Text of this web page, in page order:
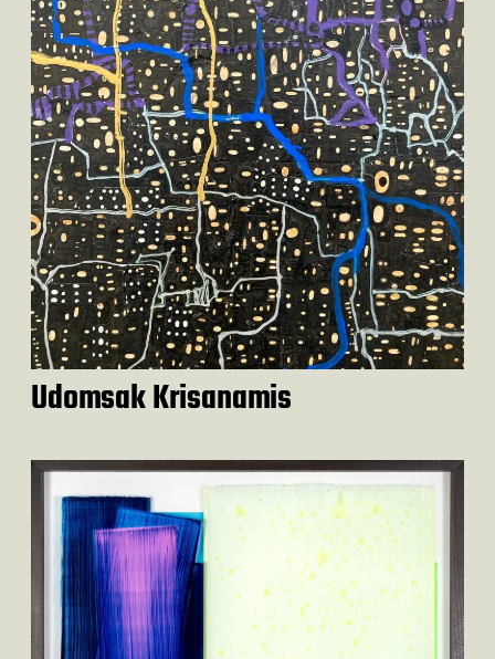
Udomsak Krisanamis